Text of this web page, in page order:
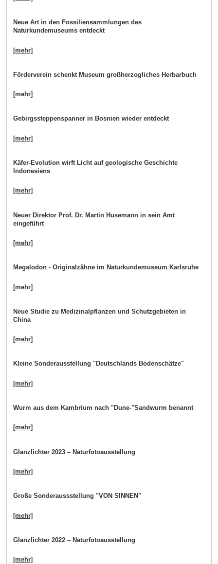
Neue Art in den Fossiliensammlungen des
Naturkundemuseums entdeckt
[mehr]
Förderverein schenkt Museum großherzogliches Herbarbuch
[mehr]
Gebirgssteppenspanner in Bosnien wieder entdeckt
[mehr]
Käfer-Evolution wirft Licht auf geologische Geschichte
Indonesiens
[mehr]
Neuer Direktor Prof. Dr. Martin Husemann in sein Amt
eingeführt
[mehr]
Megalodon - Originalzähne im Naturkundemuseum Karlsruhe
[mehr]
Neue Studie zu Medizinalpflanzen und Schutzgebieten in
China
[mehr]
Kleine Sonderausstellung "Deutschlands Bodenschätze"
[mehr]
Wurm aus dem Kambrium nach "Dune-"Sandwurm benannt
[mehr]
Glanzlichter 2023 – Naturfotoausstellung
[mehr]
Große Sonderaussstellung "VON SINNEN"
[mehr]
Glanzlichter 2022 – Naturfotoausstellung
[mehr]